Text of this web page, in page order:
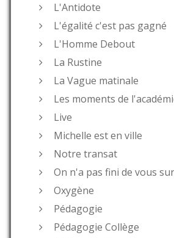
L'Antidote
L'égalité c'est pas gagné
L'Homme Debout
La Rustine
La Vague matinale
Les moments de
Live
Michelle est en ville
Notre transat
On n'a pas fini de vous
Oxygène
Pédagogie
Pédagogie Collège